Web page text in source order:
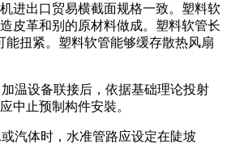
进出口贸易横截面规格一致。塑料软
皮革和别的原材料做成。塑料软管长
能扭紧。塑料软管能够缓存散热风扇
温设备联接后，依据基础理论投射
中止预制构件安裝。
汽体时，水准管路应设定在陡坡